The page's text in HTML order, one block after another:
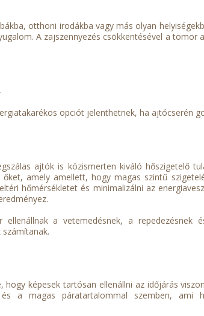
otthoni irodákba vagy más olyan
A zajszennyezés csökkentésével a
opciót jelenthetnek, ha ajtócserén
ajtók is közismerten kiváló hőszigetelő
amely amellett, hogy magas szintű
hőmérsékletet és minimalizálni az
ellenállnak a vetemedésnek, a
hogy képesek tartósan ellenállni az időjárás
a magas páratartalommal szemben, ami